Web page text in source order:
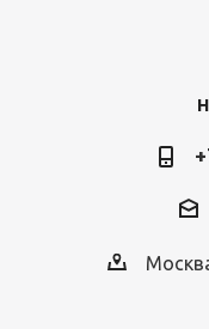
Полка ПРОФИ-Т-